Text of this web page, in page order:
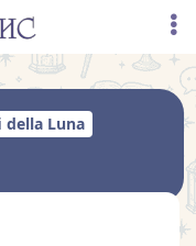
Luna